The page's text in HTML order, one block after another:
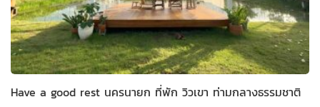
Have a good rest นครนายก ที่พัก วิวเขา ท่ามกลางธรรมชาติ